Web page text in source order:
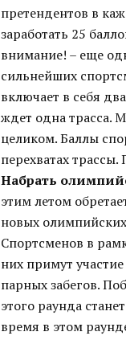
претендентов в
заработать 25
внимание! – еще
сильнейших
включает в себя
ждет одна трасса.
целиком. Баллы
перехватах
Набрать
этим летом
новых
Спортсменов в
них примут
парных забегов.
этого раунда
время в этом